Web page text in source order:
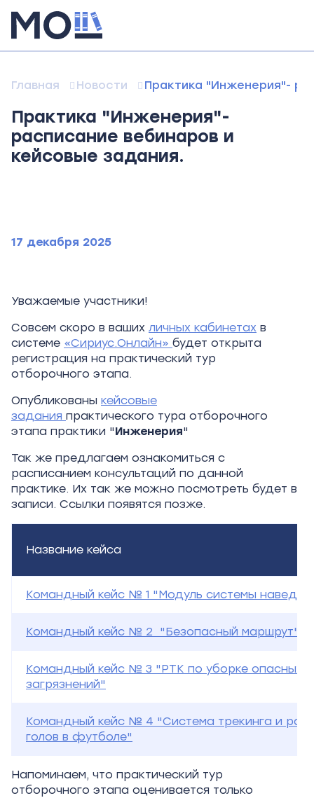
Главная Новости Практика "Инженерия"-
Практика "Инженерия"-
расписание вебинаров и
кейсовые задания.
17 декабря 2025
Уважаемые участники!
Совсем скоро в ваших личных кабинетах в
системе «Сириус.Онлайн» будет открыта
регистрация на практический тур
отборочного этапа.
Опубликованы кейсовые
задания практического тура отборочного
этапа практики "Инженерия"
Так же предлагаем ознакомиться с
расписанием консультаций по данной
практике. Их так же можно посмотреть будет в
записи. Ссылки появятся позже.
Название кейса
Командный кейс № 1 "Модуль системы
Командный кейс № 2 "Безопасный маршрут"
Командный кейс № 3 "РТК по уборке опасных
загрязнений"
Командный кейс № 4 "Система трекинга и
голов в футболе"
Напоминаем, что практический тур
отборочного этапа оценивается только